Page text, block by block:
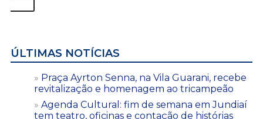
ÚLTIMAS NOTÍCIAS
Praça Ayrton Senna, na Vila Guarani, recebe
revitalização e homenagem ao tricampeão
Agenda Cultural: fim de semana em Jundiaí
tem teatro, oficinas e contação de histórias